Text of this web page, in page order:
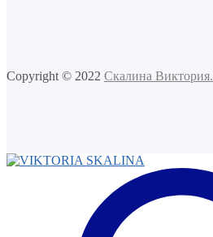
Copyright © 2022 Скалина Виктория.